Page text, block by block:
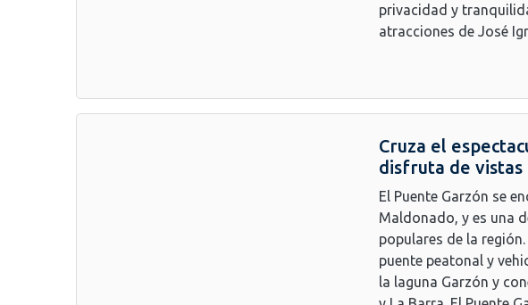
privacidad y
atracciones de José
Cruza el
disfruta de vistas
El Puente Garzón se
Maldonado, y es una
populares de la
puente peatonal y
la laguna Garzón y